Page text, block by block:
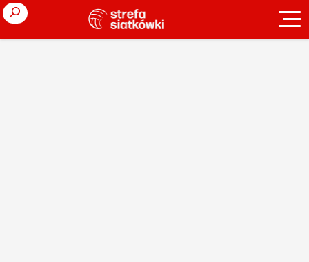
Search